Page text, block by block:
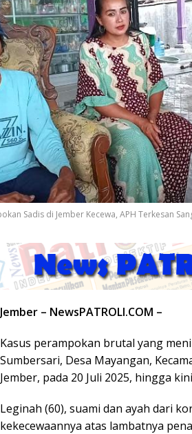
Sadis di Jember Kecewa, APH Terkesan
Jember – NewsPATROLI.COM –
Kasus perampokan brutal yang
Sumbersari, Desa Mayangan,
Jember, pada 20 Juli 2025, hingga
Leginah (60), suami dan ayah dari
kekecewaannya atas lambatnya